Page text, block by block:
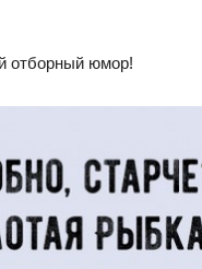
отборный юмор!